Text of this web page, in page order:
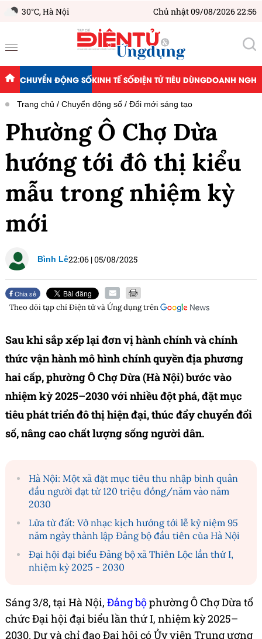
30°C,Hà Nội Chủ nhật 09/08/2026 22:56
CHUYỂN ĐỘNG SỐKINH TẾ SỐĐIỆN TỬ TIÊU DÙNGDOANH
Trang chủ Chuyển động số Đổi mới sáng tạo
Phường Ô Chợ Dừa
hướng tới đô thị kiểu
mẫu trong nhiệm kỳ
mới
Bình Lê22:06 |05/08/2025
Chia sẻ
Theo dõi tạp chíĐiện tử và Ứng dụngtrên
Sau khi sắp xếp lại đơn vị hành chính và chính
thức vận hành mô hình chính quyền địa phương
hai cấp, phường Ô Chợ Dừa (Hà Nội) bước vào
nhiệm kỳ 2025–2030 với nhiều đột phá, đặt mục
tiêu phát triển đô thị hiện đại, thúc đẩy chuyển đổi
số, nâng cao chất lượng sống người dân.
Hà Nội: Một xã đặt mục tiêu thu nhập bình quân
đầu người đạt từ 120 triệu đồng/năm vào năm
2030
Lửa từ đất: Vở nhạc kịch hướng tới lễ kỷ niệm 95
năm ngày thành lập Đảng bộ đầu tiên của Hà Nội
Đại hội đại biểu Đảng bộ xã Thiên Lộc lần thứ I,
nhiệm kỳ 2025 - 2030
Sáng 3/8, tại Hà Nội, Đảng bộphường Ô Chợ Dừa tổ
chức Đại hội đại biểu lần thứ I, nhiệm kỳ 2025–
2030. Dự và chỉ đạo Đại hội có Ủy viên Trung ương